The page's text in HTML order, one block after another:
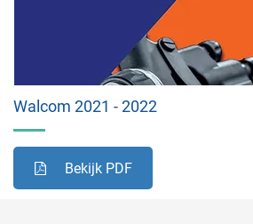
Walcom 2021 - 2022
Bekijk PDF